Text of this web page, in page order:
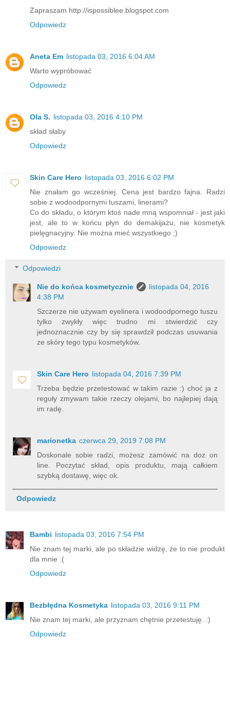
Zapraszam http://ispossiblee.blogspot.com
Odpowiedz
Aneta Em listopada 03, 2016 6:04 AM
Warto wypróbować
Odpowiedz
Ola S. listopada 03, 2016 4:10 PM
skład słaby
Odpowiedz
Skin Care Hero listopada 03, 2016 6:02 PM
Nie znałam go wcześniej. Cena jest bardzo fajna. Radzi
sobie z wodoodpornymi tuszami, linerami?
Co do składu, o którym ktoś nade mną wspomniał - jest jaki
jest, ale to w końcu płyn do demakijażu, nie kosmetyk
pielęgnacyjny. Nie można mieć wszystkiego ;)
Odpowiedz
Odpowiedzi
Nie do końca kosmetycznie
listopada 04, 2016
4:38 PM
Szczerze nie używam eyelinera i wodoodpornego tuszu
tylko zwykły więc trudno mi stwierdzić czy
jednoznacznie czy by się sprawdził podczas usuwania
ze skóry tego typu kosmetyków.
Skin Care Hero listopada 04, 2016 7:39 PM
Trzeba będzie przetestować w takim razie :) choć ja z
reguły zmywam takie rzeczy olejami, bo najlepiej dają
im radę.
marionetka czerwca 29, 2019 7:08 PM
Doskonale sobie radzi, możesz zamówić na doz on
line. Poczytać skład, opis produktu, mają całkiem
szybką dostawę, więc ok.
Odpowiedz
Bambi listopada 03, 2016 7:54 PM
Nie znam tej marki, ale po składzie widzę, że to nie produkt
dla mnie :(
Odpowiedz
Bezbłędna Kosmetyka listopada 03, 2016 9:11 PM
Nie znam tej marki, ale przyznam chętnie przetestuję. :)
Odpowiedz